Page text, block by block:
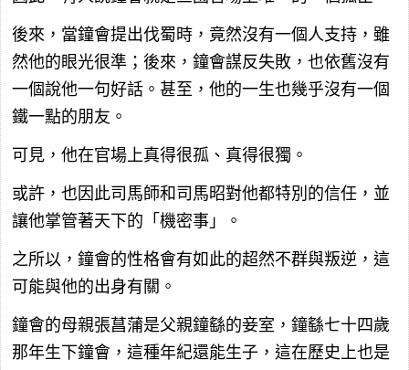
後來，當鐘會提出伐蜀時，竟然沒有一個人支持，雖
然他的眼光很準；後來，鐘會謀反失敗，也依舊沒有
一個說他一句好話。甚至，他的一生也幾乎沒有一個
鐵一點的朋友。
可見，他在官場上真得很孤、真得很獨。
或許，也因此司馬師和司馬昭對他都特別的信任，並
讓他掌管著天下的「機密事」。
之所以，鐘會的性格會有如此的超然不群與叛逆，這
可能與他的出身有關。
鐘會的母親張菖蒲是父親鐘繇的妾室，鐘繇七十四歲
那年生下鐘會，這種年紀還能生子，這在歷史上也是